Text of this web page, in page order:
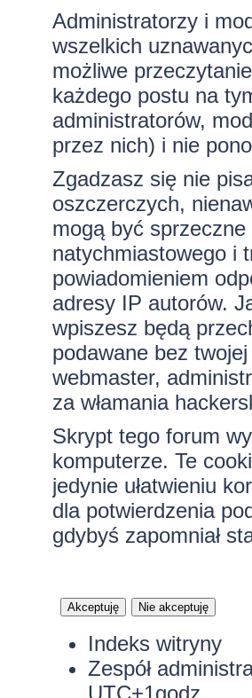
Administratorzy i
wszelkich
możliwe
każdego postu na
administratorów,
przez nich) i nie
Zgadzasz się nie
oszczerczych,
mogą być
natychmiastowego i
powiadomieniem
adresy IP autorów.
wpiszesz będą
podawane bez
webmaster,
za włamania
Skrypt tego forum
komputerze. Te
jedynie ułatwieniu
dla potwierdzenia
gdybyś zapomniał
Indeks witryny
Zespół
UTC+1godz.